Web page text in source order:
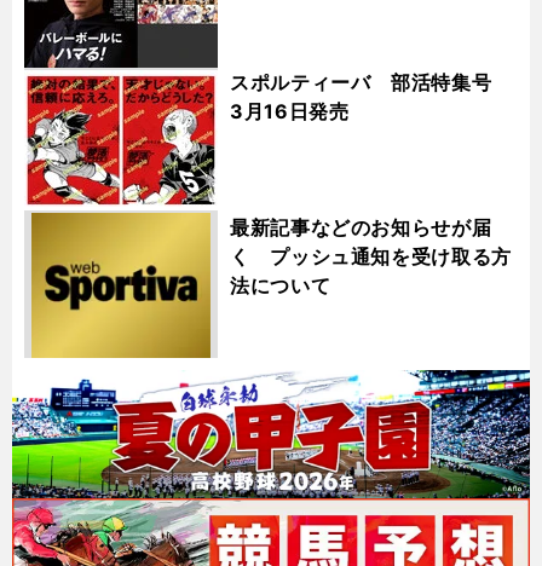
スポルティーバ 部活特集号
3月16日発売
最新記事などのお知らせが届
く プッシュ通知を受け取る方
法について